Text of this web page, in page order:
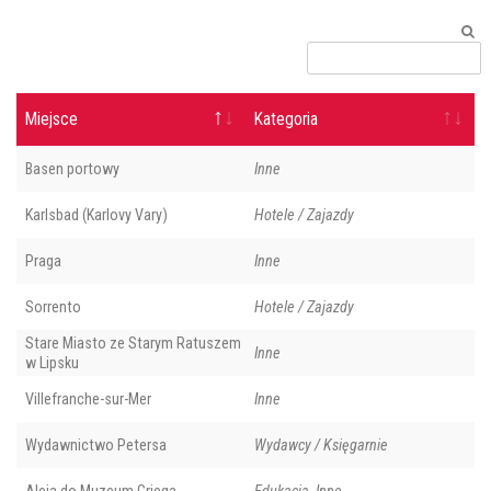
Miejsce Kategoria
Basen portowy Inne
Karlsbad (Karlovy Vary) Hotele / Zajazdy
Praga Inne
Sorrento Hotele / Zajazdy
Stare Miasto ze Starym Ratuszem
w Lipsku
Inne
Villefranche-sur-Mer Inne
Wydawnictwo Petersa Wydawcy / Księgarnie